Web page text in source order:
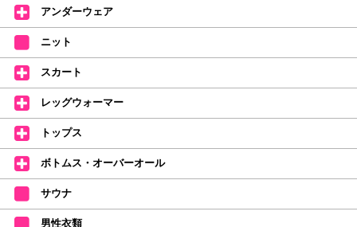
何卒ご理解いただけますようお願い申し上げます
【シューズのフィッティングについて】
全店、ご予約不要です(18:30まで)。タイツ・ソックス・トウパッドを
持参してください。
【ミルバ インスタグラム】←ここをクリック♪
皆さまのダンスライフをサポートできるようなさまざまな商品をご紹介して
おります。
【新商品はこちらから】 ←ここをクリック♪
アンダーウェア
ニット
スカート
レッグウォーマー
トップス
ボトムス・オーバーオール
サウナ
男性衣類